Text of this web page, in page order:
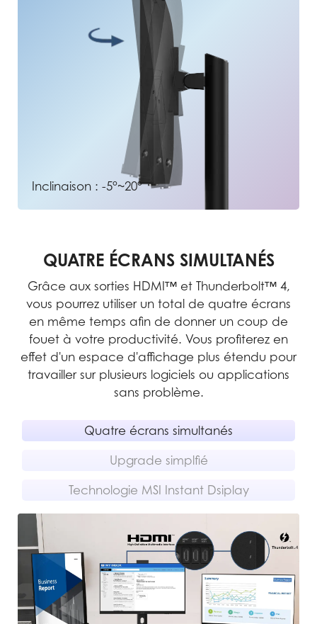
Inclinaison : -5°~20°
QUATRE ÉCRANS SIMULTANÉS
Grâce aux sorties HDMI™ et Thunderbolt™ 4,
vous pourrez utiliser un total de quatre écrans
en même temps afin de donner un coup de
fouet à votre productivité. Vous profiterez en
effet d'un espace d'affichage plus étendu pour
travailler sur plusieurs logiciels ou applications
sans problème.
Quatre écrans simultanés
Upgrade simplfié
Technologie MSI Instant Dsiplay